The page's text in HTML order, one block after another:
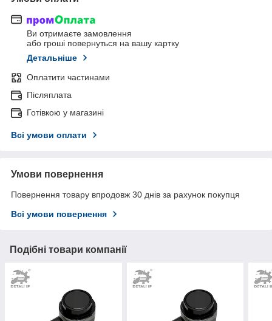
Ви отримаєте замовлення
або гроші повернуться на вашу картку
Детальніше
Оплатити частинами
Післяплата
Готівкою у магазині
Всі умови оплати
Умови повернення
Повернення товару впродовж 30 днів за рахунок покупця
Всі умови повернення
Подібні товари компанії